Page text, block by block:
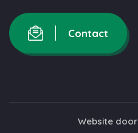
Contact
Website door